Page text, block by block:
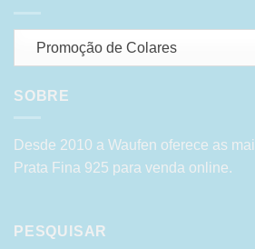
Promoção de Colares
SOBRE
Desde 2010 a Waufen oferece as
Prata Fina 925 para venda online.
PESQUISAR